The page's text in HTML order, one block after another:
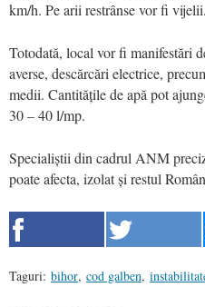
km/h. Pe arii restrânse vor fi vijelii.
Totodată, local vor fi manifestări
averse, descărcări electrice,
medii. Cantitățile de apă pot
30 – 40 l/mp.
Specialiștii din cadrul ANM
poate afecta, izolat și restul
Taguri: bihor, cod galben,